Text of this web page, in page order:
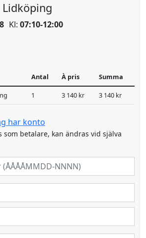
Lidköping
Kl: 07:10-12:00
Antal À pris Summa
1 3 140 kr 3 140 kr
har konto
som betalare, kan ändras vid själva